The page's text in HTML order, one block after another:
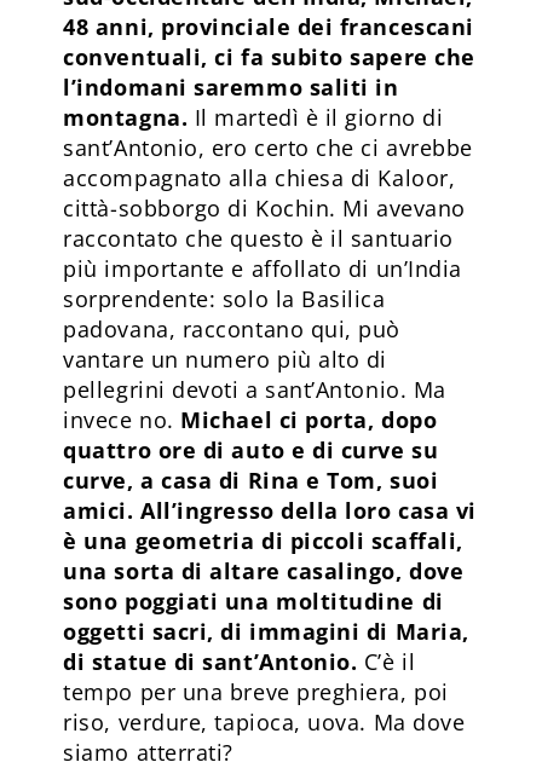
48 anni, provinciale dei francescani
conventuali, ci fa subito sapere che
l’indomani saremmo saliti in
montagna. Il martedì è il giorno di
sant’Antonio, ero certo che ci avrebbe
accompagnato alla chiesa di Kaloor,
città-sobborgo di Kochin. Mi avevano
raccontato che questo è il santuario
più importante e affollato di un’India
sorprendente: solo la Basilica
padovana, raccontano qui, può
vantare un numero più alto di
pellegrini devoti a sant’Antonio. Ma
invece no. Michael ci porta, dopo
quattro ore di auto e di curve su
curve, a casa di Rina e Tom, suoi
amici. All’ingresso della loro casa vi
è una geometria di piccoli scaffali,
una sorta di altare casalingo, dove
sono poggiati una moltitudine di
oggetti sacri, di immagini di Maria,
di statue di sant’Antonio. C’è il
tempo per una breve preghiera, poi
riso, verdure, tapioca, uova. Ma dove
siamo atterrati?